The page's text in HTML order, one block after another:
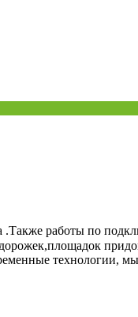
работы по
технологии,